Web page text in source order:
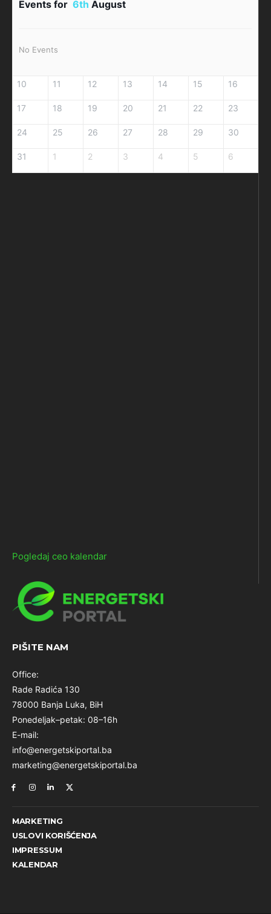
Events for 6th August
No Events
10 11 12 13 14 15 16
17 18 19 20 21 22 23
24 25 26 27 28 29 30
31 1 2 3 4 5 6
Pogledaj ceo kalendar
PIŠITE NAM
Office:
Rade Radića 130
78000 Banja Luka, BiH
Ponedeljak–petak: 08–16h
E-mail:
info@energetskiportal.ba
marketing@energetskiportal.ba
MARKETING
USLOVI KORIŠĆENJA
IMPRESSUM
KALENDAR